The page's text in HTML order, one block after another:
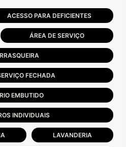
ACESSO PARA DEFICIENTES
ÁREA DE SERVIÇO
FECHADA
EMBUTIDO
INDIVIDUAIS
LAVANDERIA